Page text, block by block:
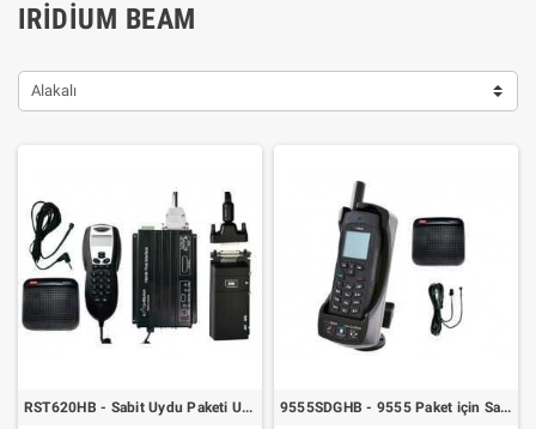
IRIDIUM BEAM
Alakalı
RST620HB - Sabit Uydu Paketi Uydu Telefonu - Elleri Serbest Paketi 9555SDGHB - 9555 Paket için SatDOCK Yuvası